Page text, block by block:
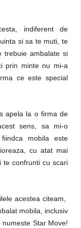
indiferent de
si sa te muti, te
trebuie ambalate si
prin minte nu mi-a
ce este special
apela la o firma de
sens, sa mi-o
mobila este
cu atat mai
te confrunti cu scari
acestea citeam,
mobila, inclusiv
Star Move!